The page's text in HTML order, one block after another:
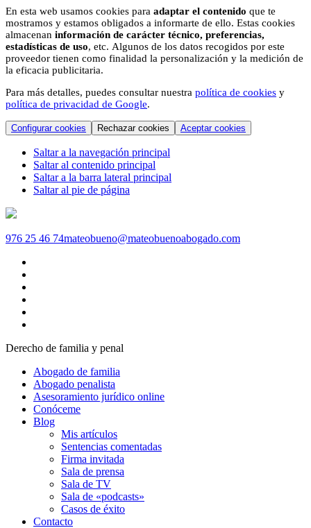
En esta web usamos cookies para adaptar el contenido que te
mostramos y estamos obligados a informarte de ello. Estas cookies
almacenan información de carácter técnico, preferencias,
estadísticas de uso, etc. Algunos de los datos recogidos por este
proveedor tienen como finalidad la personalización y la medición de
la eficacia publicitaria.
Para más detalles, puedes consultar nuestra política de cookies y
política de privacidad de Google.
Configurar cookies Rechazar cookies Aceptar cookies
Saltar a la navegación principal
Saltar al contenido principal
Saltar a la barra lateral principal
Saltar al pie de página
976 25 46 74mateobueno@mateobuenoabogado.com
Derecho de familia y penal
Abogado de familia
Abogado penalista
Asesoramiento jurídico online
Conóceme
Blog
Mis artículos
Sentencias comentadas
Firma invitada
Sala de prensa
Sala de TV
Sala de «podcasts»
Casos de éxito
Contacto